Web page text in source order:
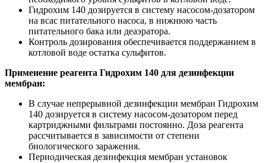
Гидрохим 140 дозируется в систему насосом-дозатором
на всас питательного насоса, в нижнюю часть
питательного бака или деаэратора.
Контроль дозирования обеспечивается поддержанием в
котловой воде остатка сульфитов.
Применение реагента Гидрохим 140 для дезинфекции
мембран:
В случае непрерывной дезинфекции мембран Гидрохим
140 дозируется в систему насосом-дозатором перед
картриджными фильтрами постоянно. Доза реагента
рассчитывается в зависимости от степени
биологического заражения.
Периодическая дезинфекция мембран установок